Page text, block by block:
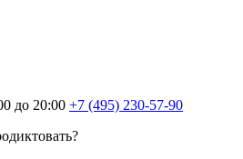
до 20:00 +7 (495) 230-57-90